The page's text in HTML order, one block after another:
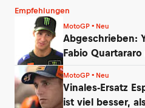
Empfehlungen
MotoGP • Neu
Abgeschrieben:
Fabio
MotoGP • Neu
Vinales-Ersatz
ist viel besser,